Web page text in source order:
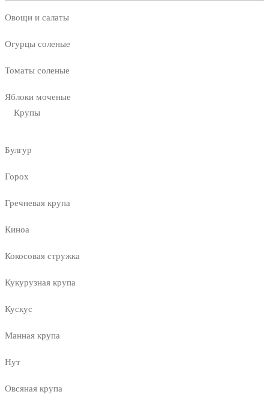
Овощи и салаты
Огурцы соленые
Томаты соленые
Яблоки моченые
Крупы
Булгур
Горох
Гречневая крупа
Киноа
Кокосовая стружка
Кукурузная крупа
Кускус
Манная крупа
Нут
Овсяная крупа